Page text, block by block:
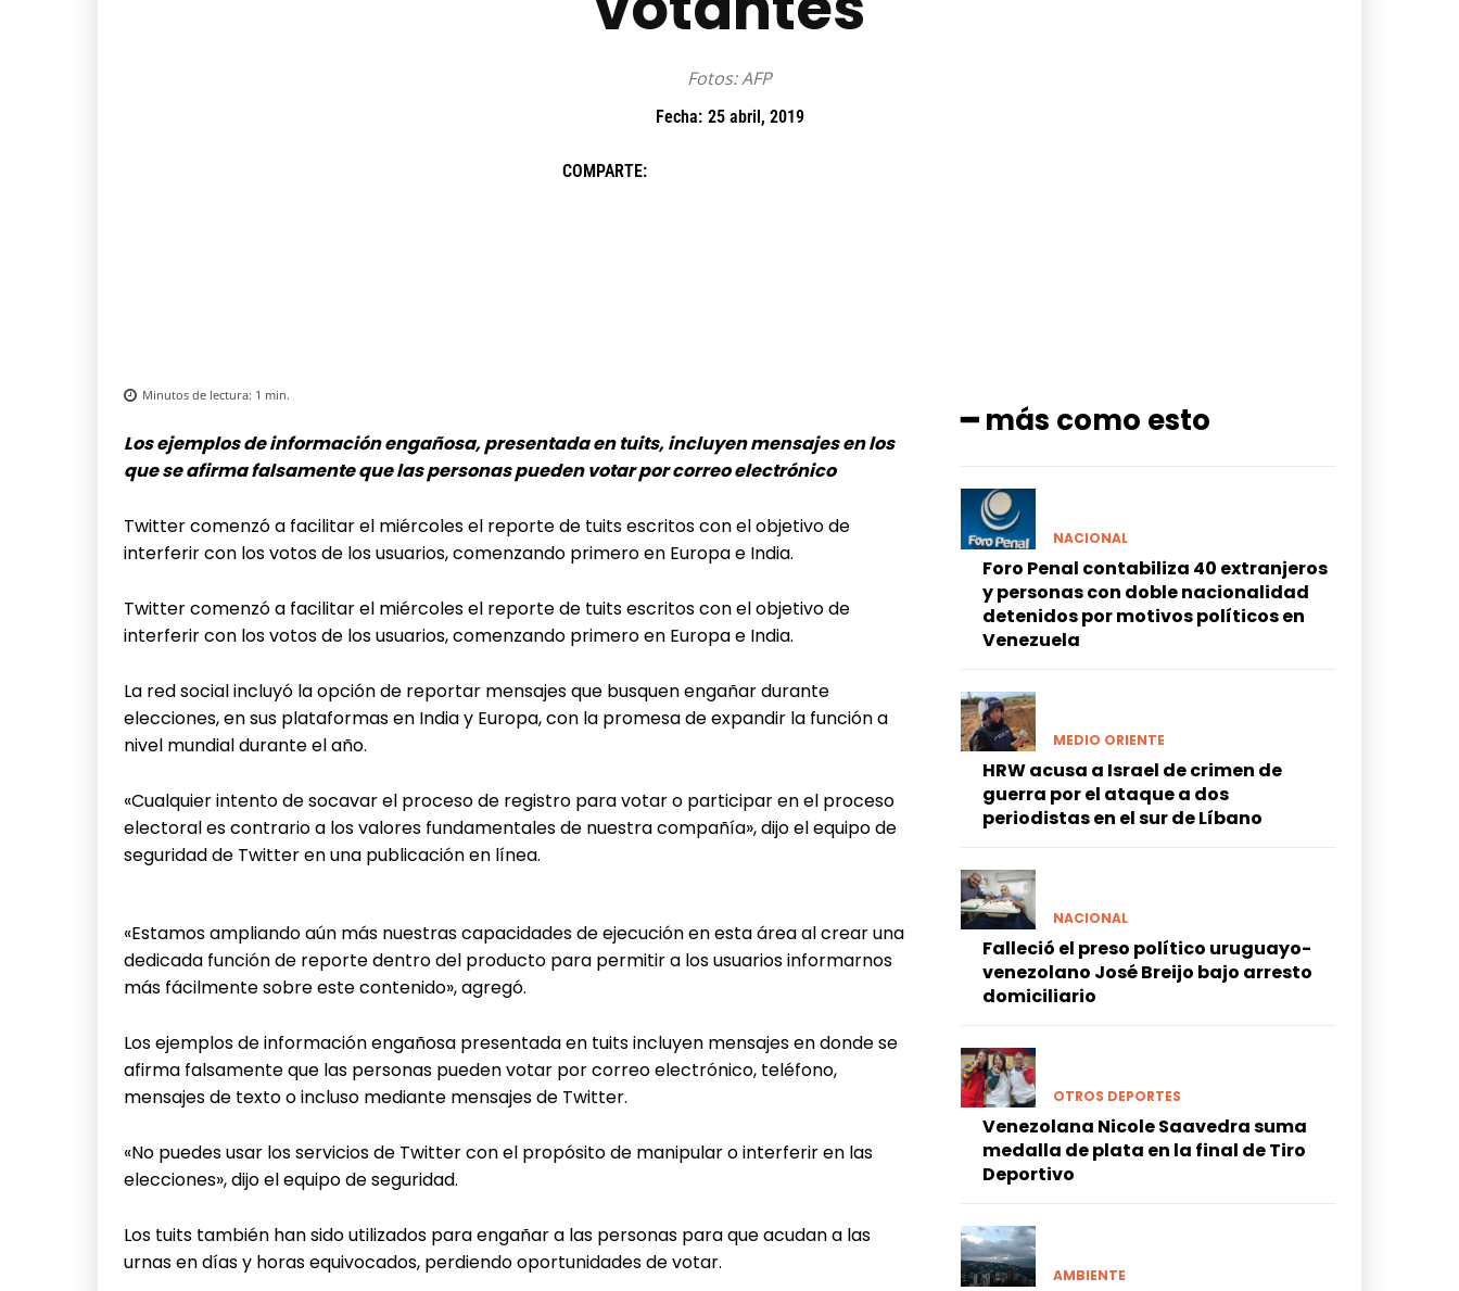
Fotos: AFP
Fecha: 25 abril, 2019
COMPARTE:
Minutos de lectura: 1 min.
Los ejemplos de información engañosa, presentada en tuits, incluyen mensajes en los
que se afirma falsamente que las personas pueden votar por correo electrónico
Twitter comenzó a facilitar el miércoles el reporte de tuits escritos con el objetivo de
interferir con los votos de los usuarios, comenzando primero en Europa e India.
Twitter comenzó a facilitar el miércoles el reporte de tuits escritos con el objetivo de
interferir con los votos de los usuarios, comenzando primero en Europa e India.
La red social incluyó la opción de reportar mensajes que busquen engañar durante
elecciones, en sus plataformas en India y Europa, con la promesa de expandir la función a
nivel mundial durante el año.
«Cualquier intento de socavar el proceso de registro para votar o participar en el proceso
electoral es contrario a los valores fundamentales de nuestra compañía», dijo el equipo de
seguridad de Twitter en una publicación en línea.
«Estamos ampliando aún más nuestras capacidades de ejecución en esta área al crear una
dedicada función de reporte dentro del producto para permitir a los usuarios informarnos
más fácilmente sobre este contenido», agregó.
Los ejemplos de información engañosa presentada en tuits incluyen mensajes en donde se
afirma falsamente que las personas pueden votar por correo electrónico, teléfono,
mensajes de texto o incluso mediante mensajes de Twitter.
«No puedes usar los servicios de Twitter con el propósito de manipular o interferir en las
elecciones», dijo el equipo de seguridad.
Los tuits también han sido utilizados para engañar a las personas para que acudan a las
urnas en días y horas equivocados, perdiendo oportunidades de votar.
━ más como esto
NACIONAL
Foro Penal contabiliza 40 extranjeros
y personas con doble nacionalidad
detenidos por motivos políticos en
Venezuela
MEDIO ORIENTE
HRW acusa a Israel de crimen de
guerra por el ataque a dos
periodistas en el sur de Líbano
NACIONAL
Falleció el preso político uruguayo-
venezolano José Breijo bajo arresto
domiciliario
OTROS DEPORTES
Venezolana Nicole Saavedra suma
medalla de plata en la final de Tiro
Deportivo
AMBIENTE